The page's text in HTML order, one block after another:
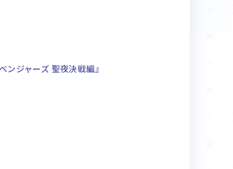
ンジャーズ 聖夜決戦編』